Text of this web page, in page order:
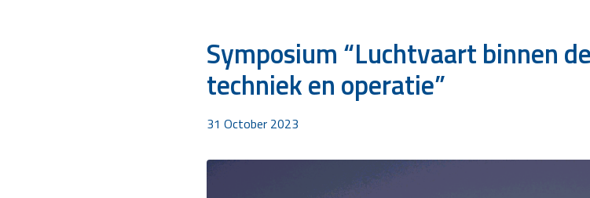
Symposium “Luchtvaart binnen
techniek en operatie”
31 October 2023